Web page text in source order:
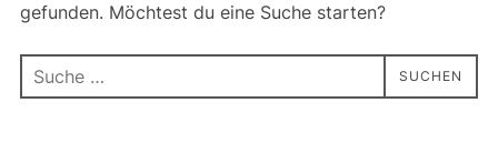
gefunden. Möchtest du eine Suche starten?
Suchen
nach:
SUCHEN